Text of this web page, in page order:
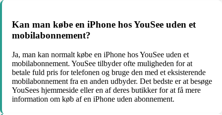
Kan man købe en iPhone hos YouSee uden et
mobilabonnement?
Ja, man kan normalt købe en iPhone hos YouSee uden et
mobilabonnement. YouSee tilbyder ofte muligheden for at
betale fuld pris for telefonen og bruge den med et eksisterende
mobilabonnement fra en anden udbyder. Det bedste er at besøge
YouSees hjemmeside eller en af deres butikker for at få mere
information om køb af en iPhone uden abonnement.